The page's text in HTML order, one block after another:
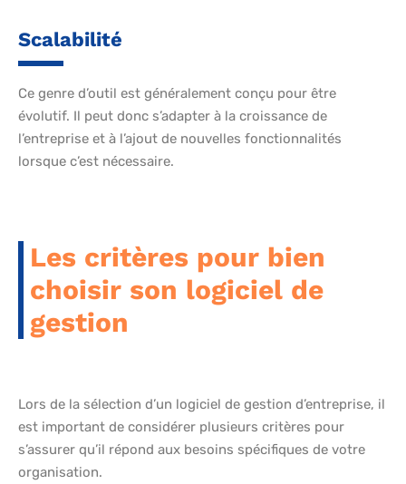
Scalabilité
Ce genre d’outil est généralement conçu pour être
évolutif. Il peut donc s’adapter à la croissance de
l’entreprise et à l’ajout de nouvelles fonctionnalités
lorsque c’est nécessaire.
Les critères pour bien
choisir son logiciel de
gestion
Lors de la sélection d’un logiciel de gestion d’entreprise, il
est important de considérer plusieurs critères pour
s’assurer qu’il répond aux besoins spécifiques de votre
organisation.